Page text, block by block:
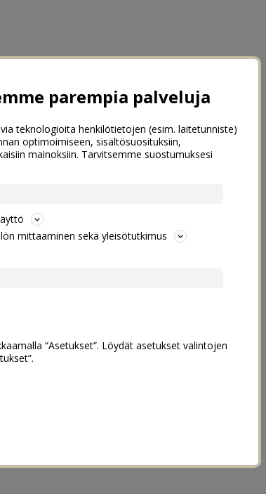
parempia palveluja
teknologioita henkilötietojen (esim. laitetunniste)
optimoimiseen, sisältösuosituksiin,
mainoksiin. Tarvitsemme suostumuksesi
mittaaminen sekä yleisötutkimus
“Asetukset”. Löydät asetukset valintojen